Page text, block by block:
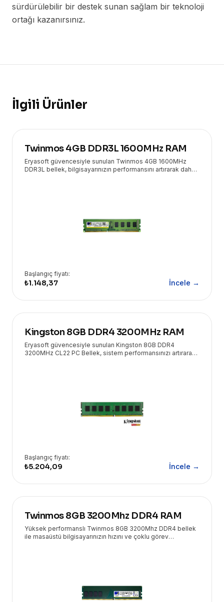
sürdürülebilir bir destek sunan sağlam bir teknoloji
ortağı kazanırsınız.
İlgili Ürünler
Twinmos 4GB DDR3L 1600MHz RAM
Eryasoft güvencesiyle sunulan Twinmos 4GB 1600MHz
DDR3L bellek, bilgisayarınızın performansını artırarak daha
Başlangıç fiyatı:
₺1.148,37 İncele →
Kingston 8GB DDR4 3200MHz RAM
Eryasoft güvencesiyle sunulan Kingston 8GB DDR4
3200MHz CL22 PC Bellek, sistem performansınızı artırarak
Başlangıç fiyatı:
₺5.204,09 İncele →
Twinmos 8GB 3200Mhz DDR4 RAM
Yüksek performanslı Twinmos 8GB 3200Mhz DDR4 bellek
ile masaüstü bilgisayarınızın hızını ve çoklu görev